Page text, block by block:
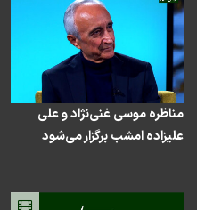
توسعه و در دانشگاه سوربن
اشاره می‌کند که دوره
در دانشگاه
این دوره ناتمام ماند.
مناظره موسی غنی‌نژاد و علی
علیزاده امشب برگزار می‌شود